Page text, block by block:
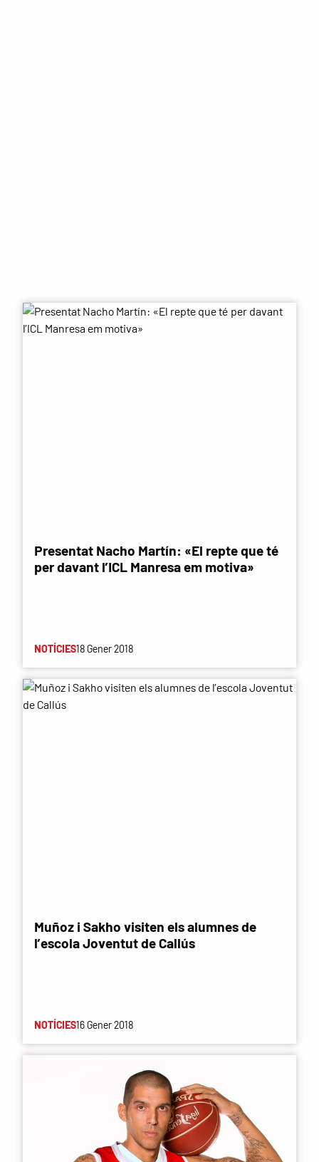
Presentat Nacho Martín: «El repte que té
per davant l’ICL Manresa em motiva»
NOTÍCIES18 Gener 2018
Muñoz i Sakho visiten els alumnes de
l’escola Joventut de Callús
NOTÍCIES16 Gener 2018